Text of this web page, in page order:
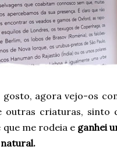
agora vejo-os
outras criaturas, sinto
que me rodeia e ganhei